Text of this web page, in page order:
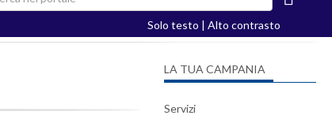
Solo testo
Alto contrasto
LA TUA CAMPANIA
Servizi